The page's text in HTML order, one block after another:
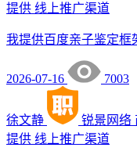
提供 线上推广渠道
我提供百度亲子鉴定框
2026-07-16 7003
徐文静 锐景网络
提供 线上推广渠道